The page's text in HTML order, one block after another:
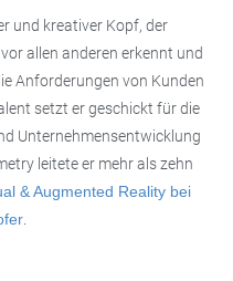
und kreativer Kopf, der
allen anderen erkennt und
Anforderungen von Kunden
setzt er geschickt für die
Unternehmensentwicklung
leitete er mehr als zehn
& Augmented Reality bei